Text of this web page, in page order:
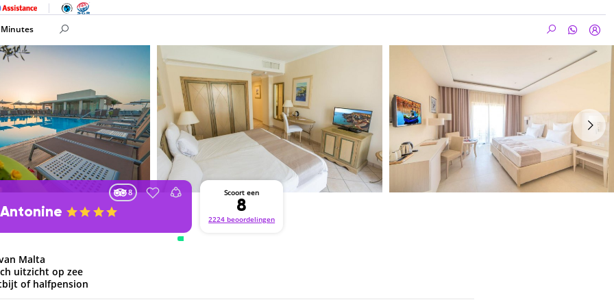
8 Scoort een
8
2224 beoordelingen
Malta
uitzicht op zee
of halfpension